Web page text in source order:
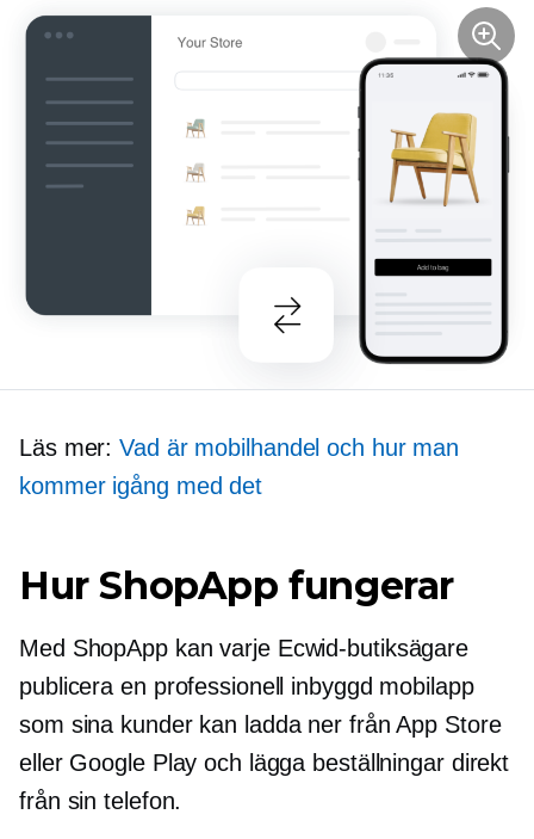
Läs mer:Vad är mobilhandel och hur man
kommer igång med det
Hur ShopApp fungerar
Med ShopApp kan varje Ecwid-butiksägare
publicera en professionell inbyggd mobilapp
som sina kunder kan ladda ner från App Store
eller Google Play och lägga beställningar direkt
från sin telefon.